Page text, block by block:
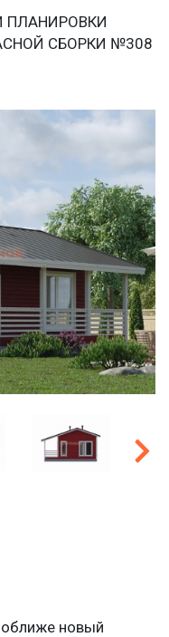
ПЛАНИРОВКИ
СБОРКИ №308
новый